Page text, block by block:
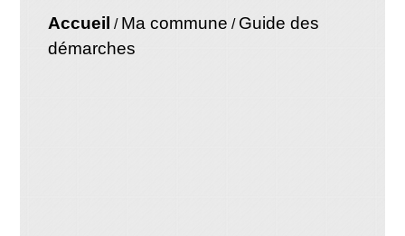
Accueil / Ma commune / Guide des
démarches